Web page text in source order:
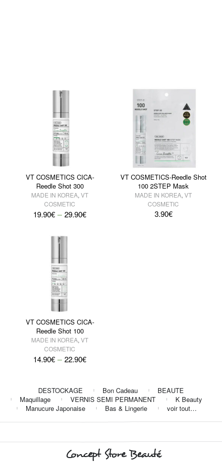
VT COSMETICS CICA-
Reedle Shot 300
MADE IN KOREA,VT
COSMETIC
19.90€ –29.90€
VT COSMETICS-Reedle Shot
100 2STEP Mask
MADE IN KOREA,VT
COSMETIC
3.90€
VT COSMETICS CICA-
Reedle Shot 100
MADE IN KOREA,VT
COSMETIC
14.90€ –22.90€
DESTOCKAGE Bon Cadeau
BEAUTE
Maquillage
VERNIS SEMI PERMANENT
K Beauty
Manucure Japonaise
Bas & Lingerie voir tout…
Concept Store Beauté